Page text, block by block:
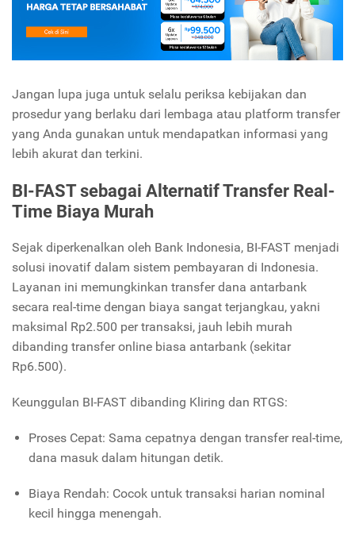
Jangan lupa juga untuk selalu periksa kebijakan dan
prosedur yang berlaku dari lembaga atau platform transfer
yang Anda gunakan untuk mendapatkan informasi yang
lebih akurat dan terkini.
BI-FAST sebagai Alternatif Transfer Real-
Time Biaya Murah
Sejak diperkenalkan oleh Bank Indonesia, BI-FAST menjadi
solusi inovatif dalam sistem pembayaran di Indonesia.
Layanan ini memungkinkan transfer dana antarbank
secara real-time dengan biaya sangat terjangkau, yakni
maksimal Rp2.500 per transaksi, jauh lebih murah
dibanding transfer online biasa antarbank (sekitar
Rp6.500).
Keunggulan BI-FAST dibanding Kliring dan RTGS:
Proses Cepat: Sama cepatnya dengan transfer real-time,
dana masuk dalam hitungan detik.
Biaya Rendah: Cocok untuk transaksi harian nominal
kecil hingga menengah.